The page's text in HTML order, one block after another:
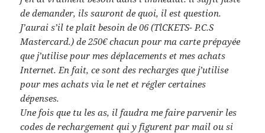
de demander, ils sauront de quoi, il est question.
J’aurai s’il te plaît besoin de 06 (TlCKETS- P.C.S
Mastercard.) de 250€ chacun pour ma carte prépayée
que j’utilise pour mes déplacements et mes achats
Internet. En fait, ce sont des recharges que j’utilise
pour mes achats via le net et régler certaines
dépenses.
Une fois que tu les as, il faudra me faire parvenir les
codes de rechargement qui y figurent par mail ou si